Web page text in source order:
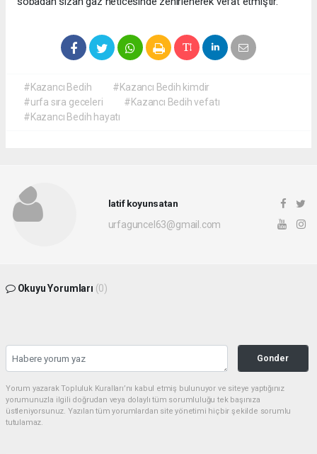
#Kazancı Bedih
#Kazancı Bedih kimdir
#urfa sıra geceleri
#Kazancı Bedih vefatı
#Kazancı Bedih hayatı
latif koyunsatan
urfaguncel63@gmail.com
Okuyu Yorumları (0)
Gonder
Yorum yazarak Topluluk Kuralları’nı kabul etmiş bulunuyor ve siteye yaptığınız
yorumunuzla ilgili doğrudan veya dolaylı tüm sorumluluğu tek başınıza
üstleniyorsunuz. Yazılan tüm yorumlardan site yönetimi hiçbir şekilde sorumlu
tutulamaz.